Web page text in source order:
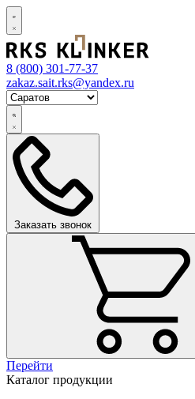
8 (800) 301-77-37
zakaz.sait.rks@yandex.ru
Заказать звонок
Перейти
Каталог продукции